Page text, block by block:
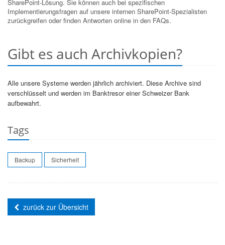
SharePoint-Lösung. Sie können auch bei spezifischen
Implementierungsfragen auf unsere internen SharePoint-Spezialisten
zurückgreifen oder finden Antworten online in den FAQs.
Gibt es auch Archivkopien?
Alle unsere Systeme werden jährlich archiviert. Diese Archive sind
verschlüsselt und werden im Banktresor einer Schweizer Bank
aufbewahrt.
Tags
Backup Sicherheit
zurück zur Übersicht